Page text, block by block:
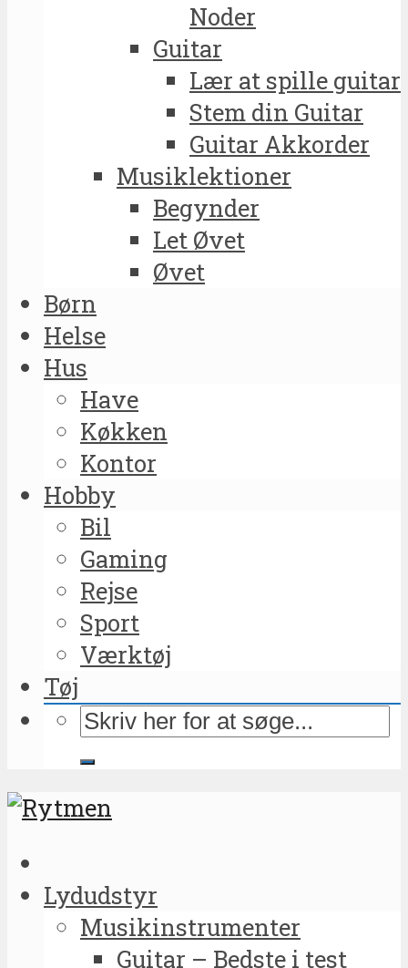
Noder
Guitar
Lær at spille guitar
Stem din Guitar
Guitar Akkorder
Musiklektioner
Begynder
Let Øvet
Øvet
Børn
Helse
Hus
Have
Køkken
Kontor
Hobby
Bil
Gaming
Rejse
Sport
Værktøj
Tøj
Lydudstyr
Musikinstrumenter
Guitar – Bedste i test